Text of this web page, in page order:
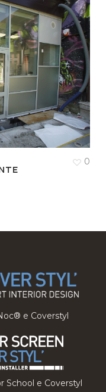
0
e Coverstyl
School e Coverstyl